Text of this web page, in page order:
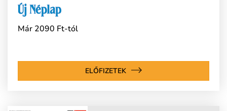
Már 2090 Ft-tól
ELŐFIZETEK